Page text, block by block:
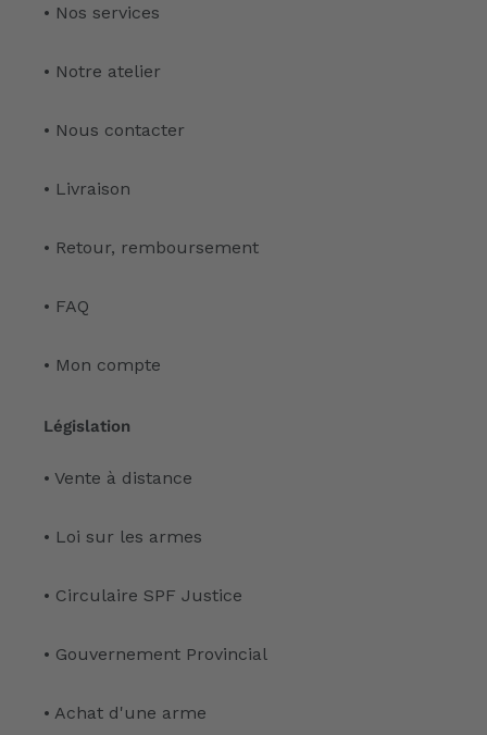
• Nos services
• Notre atelier
• Nous contacter
• Livraison
• Retour, remboursement
• FAQ
• Mon compte
Législation
• Vente à distance
• Loi sur les armes
• Circulaire SPF Justice
• Gouvernement Provincial
• Achat d'une arme